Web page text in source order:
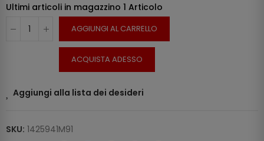
Ultimi articoli in magazzino 1 Articolo
AGGIUNGI AL CARRELLO
ACQUISTA ADESSO
Aggiungi alla lista dei desideri
SKU: 1425941M91